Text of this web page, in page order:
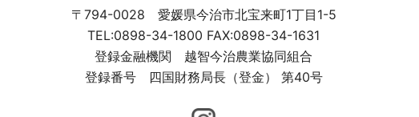
〒794-0028 愛媛県今治市北宝来町1丁目1-5
TEL:0898-34-1800 FAX:0898-34-1631
登録金融機関 越智今治農業協同組合
登録番号 四国財務局長（登金） 第40号